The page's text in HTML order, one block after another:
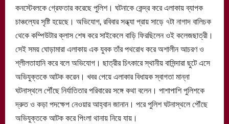
কনস্টেবলকে গ্রেফতার করেছে পুলিশ। ঘটনাকে কেন্দ্র করে এলাকায় ব্যাপক
চাঞ্চল্যের সৃষ্টি হয়েছে। অভিযোগ, রবিবার সন্ধ্যা প্রায় সাড়ে ৭টা নাগাদ বালিচক
থেকে কম্পিউটার ক্লাস শেষ করে সাইকেলে বাড়ি ফিরছিলেন ওই কলেজছাত্রী।
সেই সময় ঘোড়ামারা এলাকায় এক যুবক তাঁর পথরোধ করে অশালীন আচরণ ও
শ্লীলতাহানি করে বলে অভিযোগ। ছাত্রীর চিৎকারে স্থানীয় বাসিন্দারা ছুটে এসে
অভিযুক্তকে আটক করেন। খবর পেয়ে এলাকার বিধায়ক স্বাগতা মান্না
ঘটনাস্থলে পৌঁছে নির্যাতিতার পরিবারের সঙ্গে কথা বলেন। পাশাপাশি পুলিশকে
দ্রুত ও কড়া পদক্ষেপ নেওয়ার আহ্বান জানান। পরে পুলিশ ঘটনাস্থলে পৌঁছে
অভিযুক্তকে আটক করে পিংলা থানায় নিয়ে যায়।